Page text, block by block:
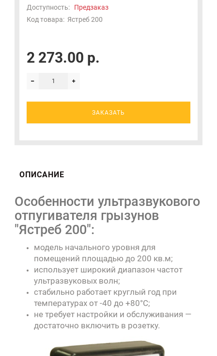
Доступность: Предзаказ
Код товара: Ястреб 200
2 273.00 р.
ЗАКАЗАТЬ
ОПИСАНИЕ
Особенности ультразвукового
отпугивателя грызунов
"Ястреб 200":
модель начального уровня для
помещений площадью до 200 кв.м;
использует широкий диапазон частот
ультразвуковых волн;
стабильно работает круглый год при
температурах от -40 до +80°C;
не требует настройки и обслуживания —
достаточно включить в розетку.